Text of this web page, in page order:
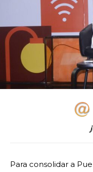
Para consolidar a